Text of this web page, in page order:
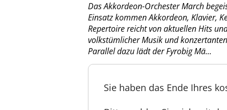
Das Akkordeon-Orchester March
Einsatz kommen Akkordeon, Klavier,
Repertoire reicht von aktuellen Hits
volkstümlicher Musik und
Parallel dazu lädt der Fyrobig Mä...
Sie haben das Ende Ihres